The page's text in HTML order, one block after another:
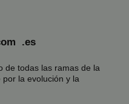
.es
de todas las ramas de la
la evolución y la